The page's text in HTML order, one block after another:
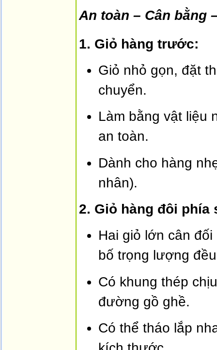
An toàn – Cân bằng
1. Giỏ hàng trước:
Giỏ nhỏ gọn, đặt
chuyển.
Làm bằng vật liệu
an toàn.
Dành cho hàng
nhân).
2. Giỏ hàng đôi phía
Hai giỏ lớn cân
bố trọng lượng
Có khung thép
đường gồ ghề.
Có thể tháo lắp